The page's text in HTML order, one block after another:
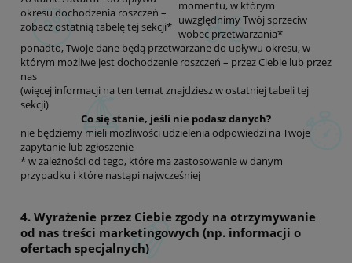
okresu dochodzenia roszczeń –
zobacz ostatnią tabelę tej sekcji*
momentu, w którym
uwzględnimy Twój sprzeciw
wobec przetwarzania*
ponadto, Twoje dane będą przetwarzane do upływu okresu, w
którym możliwe jest dochodzenie roszczeń – przez Ciebie lub przez
nas
(więcej informacji na ten temat znajdziesz w ostatniej tabeli tej
sekcji)
Co się stanie, jeśli nie podasz danych?
nie będziemy mieli możliwości udzielenia odpowiedzi na Twoje
zapytanie lub zgłoszenie
* w zależności od tego, które ma zastosowanie w danym
przypadku i które nastąpi najwcześniej
4. Wyrażenie przez Ciebie zgody na otrzymywanie
od nas treści marketingowych (np. informacji o
ofertach specjalnych)